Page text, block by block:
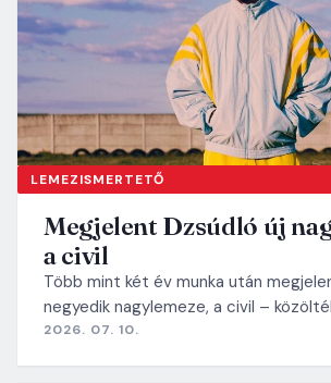
LEMEZISMERTETŐ
Megjelent Dzsúdló új
a civil
Több mint két év munka után
negyedik nagylemeze, a civil –
2026. 07. 10.